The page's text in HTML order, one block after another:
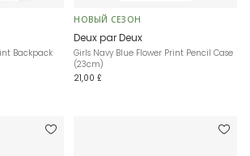
Backpack
НОВЫЙ СЕЗОН
Deux par Deux
Girls Navy Blue Flower Print Pencil Case
(23cm)
21,00 £